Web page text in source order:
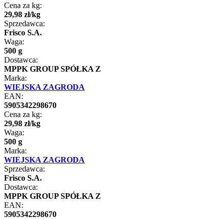
Cena za kg:
29,98 zł/kg
Sprzedawca:
Frisco S.A.
Waga:
500 g
Dostawca:
MPPK GROUP SPÓŁKA Z
Marka:
WIEJSKA ZAGRODA
EAN:
5905342298670
Cena za kg:
29,98 zł/kg
Waga:
500 g
Marka:
WIEJSKA ZAGRODA
Sprzedawca:
Frisco S.A.
Dostawca:
MPPK GROUP SPÓŁKA Z
EAN:
5905342298670